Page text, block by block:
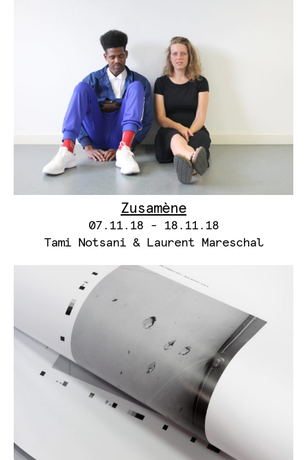
Zusamène
07.11.18 - 18.11.18
Tami Notsani & Laurent Mareschal